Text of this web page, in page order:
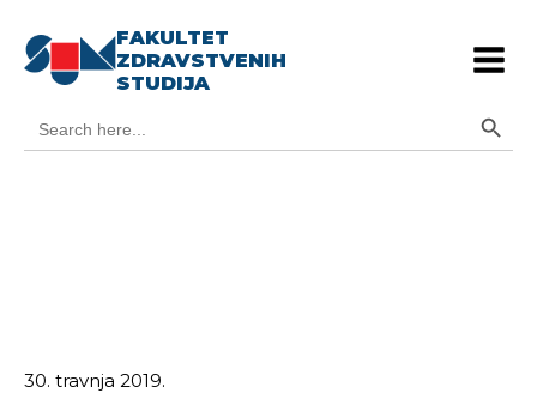
FAKULTET
ZDRAVSTVENIH
STUDIJA
for:
30. travnja 2019.